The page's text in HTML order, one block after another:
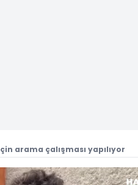
arama çalışması yapılıyor